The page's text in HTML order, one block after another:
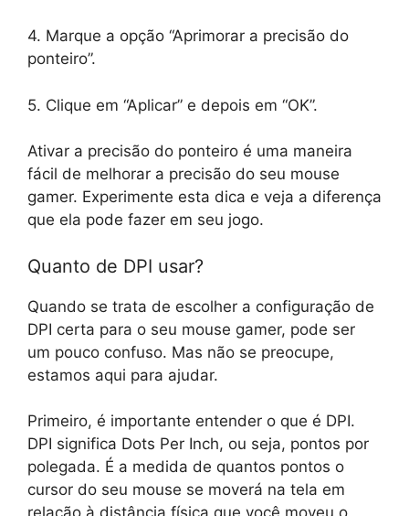
4. Marque a opção “Aprimorar a precisão do
ponteiro”.
5. Clique em “Aplicar” e depois em “OK”.
Ativar a precisão do ponteiro é uma maneira
fácil de melhorar a precisão do seu mouse
gamer. Experimente esta dica e veja a diferença
que ela pode fazer em seu jogo.
Quanto de DPI usar?
Quando se trata de escolher a configuração de
DPI certa para o seu mouse gamer, pode ser
um pouco confuso. Mas não se preocupe,
estamos aqui para ajudar.
Primeiro, é importante entender o que é DPI.
DPI significa Dots Per Inch, ou seja, pontos por
polegada. É a medida de quantos pontos o
cursor do seu mouse se moverá na tela em